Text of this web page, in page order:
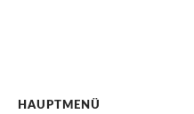
HAUPTMENÜ